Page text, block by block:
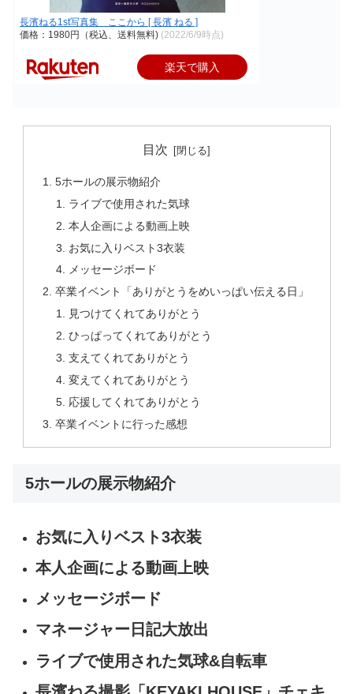
長濱ねる1st写真集 ここから [ 長濱 ねる ]
価格：1980円（税込、送料無料) (2022/6/9時点)
楽天で購入
目次
5ホールの展示物紹介
ライブで使用された気球
本人企画による動画上映
お気に入りベスト3衣装
メッセージボード
卒業イベント「ありがとうをめいっぱい伝える日」
見つけてくれてありがとう
ひっぱってくれてありがとう
支えてくれてありがとう
変えてくれてありがとう
応援してくれてありがとう
卒業イベントに行った感想
5ホールの展示物紹介
お気に入りベスト3衣装
本人企画による動画上映
メッセージボード
マネージャー日記大放出
ライブで使用された気球&自転車